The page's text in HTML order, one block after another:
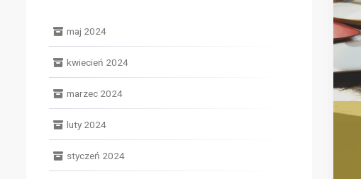
maj 2024
kwiecień 2024
marzec 2024
luty 2024
styczeń 2024